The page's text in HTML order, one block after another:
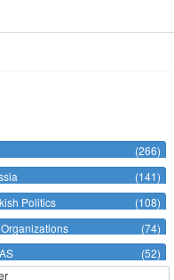
(266)
(141)
Politics
(108)
Organizations
(74)
(52)